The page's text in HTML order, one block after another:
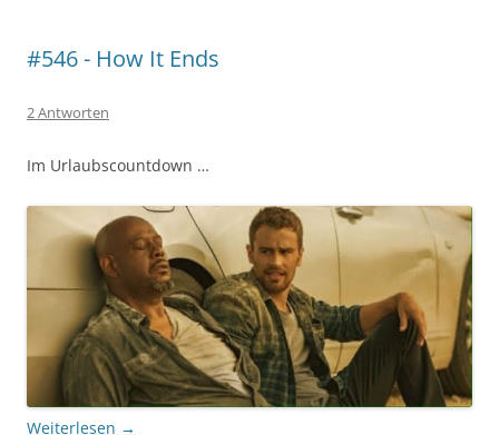
#546 - How It Ends
2 Antworten
Im Urlaubscountdown …
Weiterlesen →